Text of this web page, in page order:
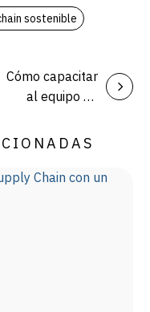
sostenible
Cómo capacitar
al equipo de
con un
meses